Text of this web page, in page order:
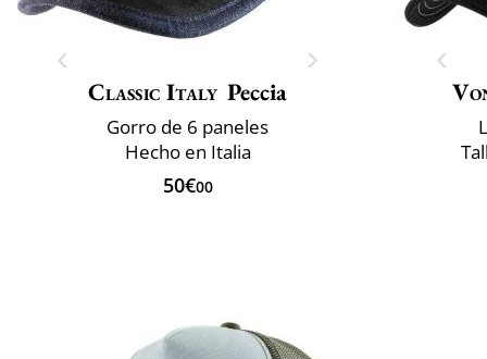
Classic Italy Peccia
Gorro de 6 paneles
Hecho en Italia
50€00